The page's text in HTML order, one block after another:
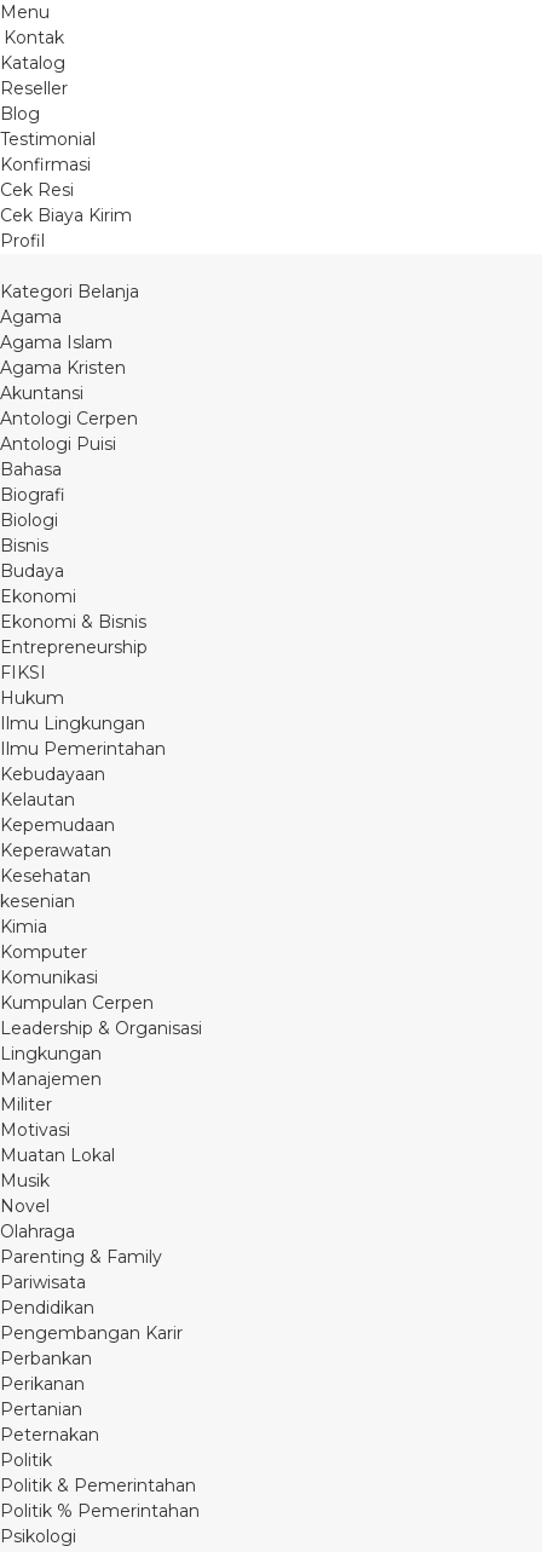
Menu
Kontak
Katalog
Reseller
Blog
Testimonial
Konfirmasi
Cek Resi
Cek Biaya Kirim
Profil
Kategori Belanja
Agama
Agama Islam
Agama Kristen
Akuntansi
Antologi Cerpen
Antologi Puisi
Bahasa
Biografi
Biologi
Bisnis
Budaya
Ekonomi
Ekonomi & Bisnis
Entrepreneurship
FIKSI
Hukum
Ilmu Lingkungan
Ilmu Pemerintahan
Kebudayaan
Kelautan
Kepemudaan
Keperawatan
Kesehatan
kesenian
Kimia
Komputer
Komunikasi
Kumpulan Cerpen
Leadership & Organisasi
Lingkungan
Manajemen
Militer
Motivasi
Muatan Lokal
Musik
Novel
Olahraga
Parenting & Family
Pariwisata
Pendidikan
Pengembangan Karir
Perbankan
Perikanan
Pertanian
Peternakan
Politik
Politik & Pemerintahan
Politik % Pemerintahan
Psikologi